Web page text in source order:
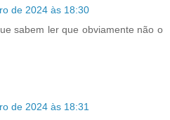
de 2024 às 18:30
sabem ler que obviamente não o
de 2024 às 18:31